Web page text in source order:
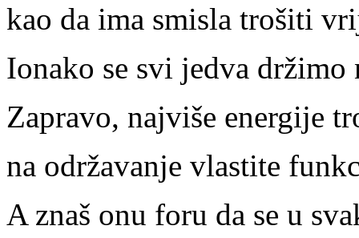
kao da ima smisla trošiti
Ionako se svi jedva držimo
Zapravo, najviše energije
na održavanje vlastite
A znaš onu foru da se u